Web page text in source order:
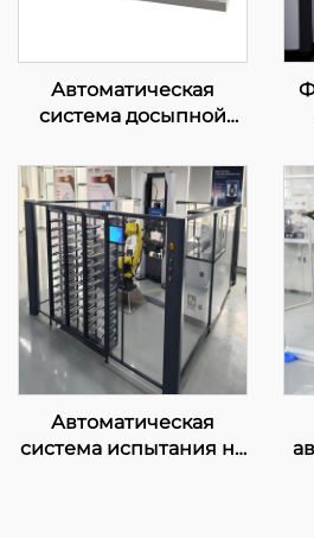
Автоматическая
система досыпной
транспортировки
Автоматическая
система испытания на